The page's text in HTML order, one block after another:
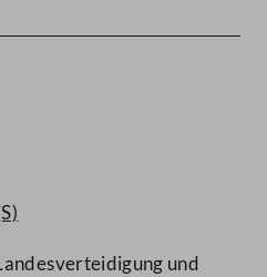
und